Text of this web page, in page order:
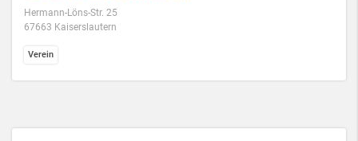
Hermann-Löns-Str. 25
67663 Kaiserslautern
Verein